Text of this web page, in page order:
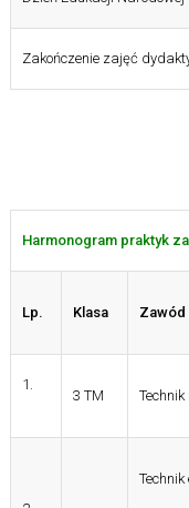
Zakończenie zajęć
Harmonogram praktyk
Lp. Klasa Zawód
1.
3 TM